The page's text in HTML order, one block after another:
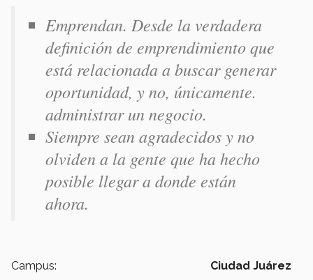
Emprendan. Desde la verdadera
definición de emprendimiento que
está relacionada a buscar generar
oportunidad, y no, únicamente.
administrar un negocio.
Siempre sean agradecidos y no
olviden a la gente que ha hecho
posible llegar a donde están
ahora.
Campus: Ciudad Juárez